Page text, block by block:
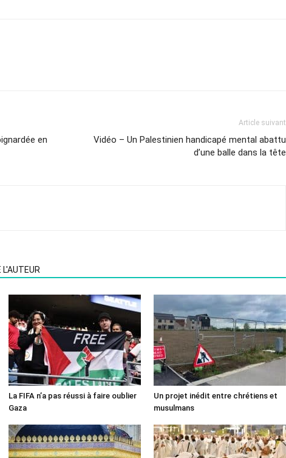
en
Article suivant
Vidéo – Un Palestinien handicapé mental abattu
d’une balle dans la tête
L'AUTEUR
La FIFA n’a pas réussi à faire oublier
Gaza
Un projet inédit entre chrétiens et
musulmans